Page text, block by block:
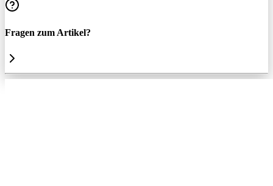
Fragen zum Artikel?